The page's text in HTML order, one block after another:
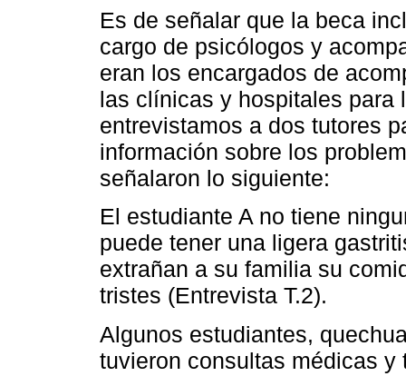
Es de señalar que la beca
cargo de psicólogos y
eran los encargados de
las clínicas y hospitales para
entrevistamos a dos tutores
información sobre los
señalaron lo siguiente:
El estudiante A no tiene
puede tener una ligera
extrañan a su familia su
tristes (Entrevista T.2).
Algunos estudiantes,
tuvieron consultas médicas